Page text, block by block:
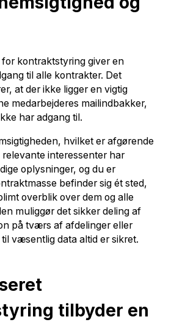
kontraktstyring giver en
til alle kontrakter. Det
at der ikke ligger en vigtig
medarbejderes mailindbakker,
har adgang til.
hvilket er afgørende
interessenter har
oplysninger, og du er
befinder sig ét sted,
overblik over dem og alle
muliggør det sikker deling af
på tværs af afdelinger eller
væsentlig data altid er sikret.
tilbyder en